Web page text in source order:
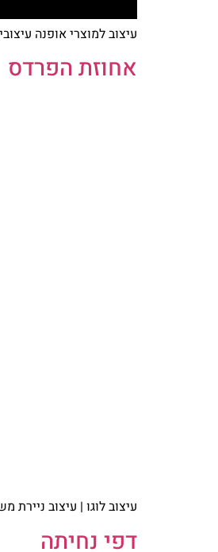
עיצוב למוצרי אופנה
אחוזת הפרדס
עיצוב לוגו | עיצוב ניירת
דפי נחיתה